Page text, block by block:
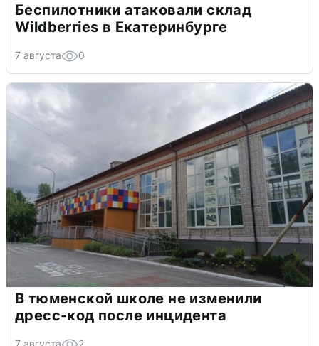
Беспилотники атаковали склад
Wildberries в Екатеринбурге
7 августа 0
В тюменской школе не изменили
дресс-код после инцидента
7 августа 2